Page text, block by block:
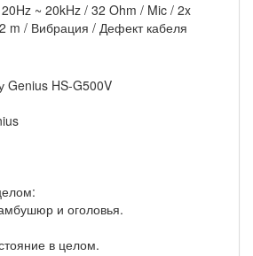
~ 20kHz / 32 Ohm / Mic / 2x
m / Вибрация / Дефект кабеля
Genius HS-G500V
и оголовья.
в целом.